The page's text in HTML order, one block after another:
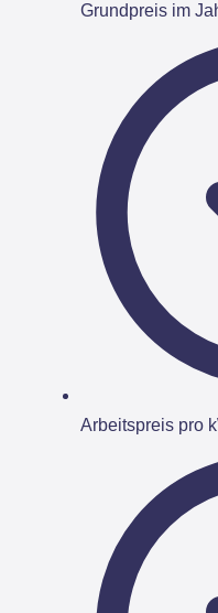
Grundpreis im
Arbeitspreis pro